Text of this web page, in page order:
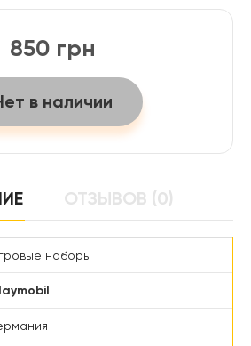
850 грн
в наличии
ОТЗЫВОВ (0)
наборы